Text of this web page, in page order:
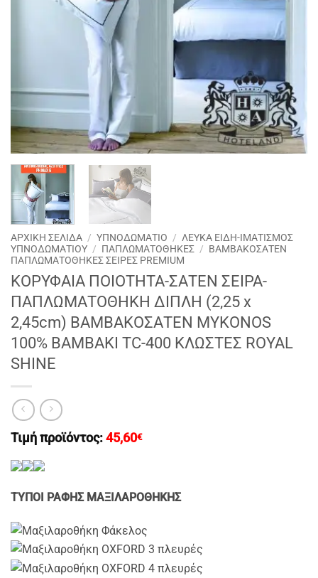
ΑΡΧΙΚΉ ΣΕΛΊΔΑ / ΥΠΝΟΔΩΜΑΤΙΟ / ΛΕΥΚΑ ΕΙΔΗ-ΙΜΑΤΙΣΜΟΣ
ΥΠΝΟΔΩΜΑΤΙΟΥ / ΠΑΠΛΩΜΑΤΟΘΗΚΕΣ / ΒΑΜΒΑΚΟΣΑΤΕΝ
ΠΑΠΛΩΜΑΤΟΘΗΚΕΣ ΣΕΙΡΕΣ PREMIUM
ΚΟΡΥΦΑΙΑ ΠΟΙΟΤΗΤΑ-ΣΑΤΕΝ ΣΕΙΡΑ-
ΠΑΠΛΩΜΑΤΟΘΗΚΗ ΔΙΠΛΗ (2,25 x
2,45cm) ΒΑΜΒΑΚΟΣΑΤΕΝ MYKONOS
100% BAMBAKI TC-400 ΚΛΩΣΤΕΣ ROYAL
SHINE
Τιμή προϊόντος: 45,60€
ΤΥΠΟΙ ΡΑΦΗΣ ΜΑΞΙΛΑΡΟΘΗΚΗΣ